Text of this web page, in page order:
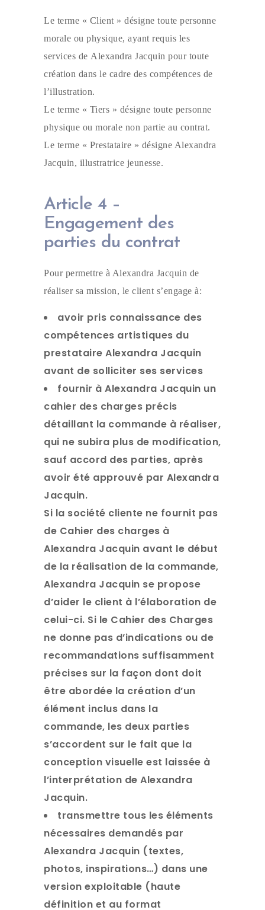
Le terme « Client » désigne toute personne
morale ou physique, ayant requis les
services de Alexandra Jacquin pour toute
création dans le cadre des compétences de
l’illustration.
Le terme « Tiers » désigne toute personne
physique ou morale non partie au contrat.
Le terme « Prestataire » désigne Alexandra
Jacquin, illustratrice jeunesse.
Article 4 –
Engagement des
parties du contrat
Pour permettre à Alexandra Jacquin de
réaliser sa mission, le client s’engage à:
avoir pris connaissance des
compétences artistiques du
prestataire Alexandra Jacquin
avant de solliciter ses services
fournir à Alexandra Jacquin un
cahier des charges précis
détaillant la commande à réaliser,
qui ne subira plus de modification,
sauf accord des parties, après
avoir été approuvé par Alexandra
Jacquin.
Si la société cliente ne fournit pas
de Cahier des charges à
Alexandra Jacquin avant le début
de la réalisation de la commande,
Alexandra Jacquin se propose
d’aider le client à l’élaboration de
celui-ci. Si le Cahier des Charges
ne donne pas d’indications ou de
recommandations suffisamment
précises sur la façon dont doit
être abordée la création d’un
élément inclus dans la
commande, les deux parties
s’accordent sur le fait que la
conception visuelle est laissée à
l’interprétation de Alexandra
Jacquin.
transmettre tous les éléments
nécessaires demandés par
Alexandra Jacquin (textes,
photos, inspirations…) dans une
version exploitable (haute
définition et au format